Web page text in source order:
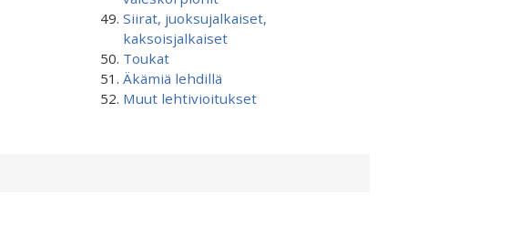
Siirat, juoksujalkaiset,
kaksoisjalkaiset
Toukat
Äkämiä lehdillä
Muut lehtivioitukset